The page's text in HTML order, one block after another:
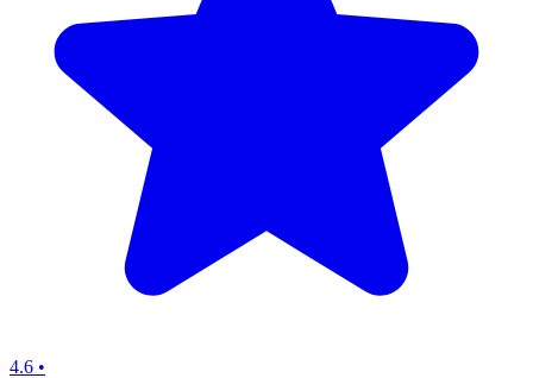
4.6 •